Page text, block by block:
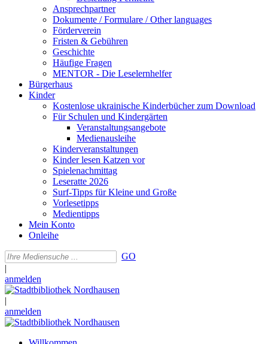
Ansprechpartner
Dokumente / Formulare / Other languages
Förderverein
Fristen & Gebühren
Geschichte
Häufige Fragen
MENTOR - Die Leselernhelfer
Bürgerhaus
Kinder
Kostenlose ukrainische Kinderbücher zum Download
Für Schulen und Kindergärten
Veranstaltungsangebote
Medienausleihe
Kinderveranstaltungen
Kinder lesen Katzen vor
Spielenachmittag
Leseratte 2026
Surf-Tipps für Kleine und Große
Vorlesetipps
Medientipps
Mein Konto
Onleihe
GO
|
anmelden
|
anmelden